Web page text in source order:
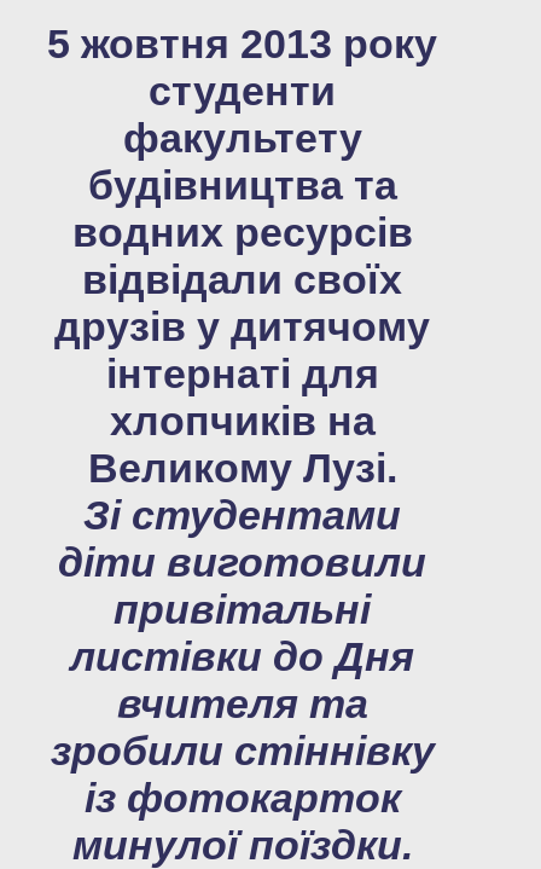
5 жовтня 2013 року
студенти
факультету
будівництва та
водних ресурсів
відвідали своїх
друзів у дитячому
інтернаті для
хлопчиків на
Великому Лузі.
Зі студентами
діти виготовили
привітальні
листівки до Дня
вчителя та
зробили стіннівку
із фотокарток
минулої поїздки.